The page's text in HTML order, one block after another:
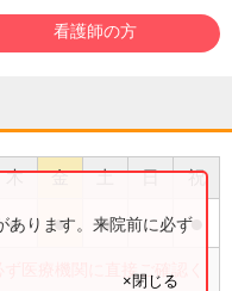
看護師の方
木 金 土 日 祝
● ● ● ●
医療機関に直接ご確認く
あります。来院前に必ず
×閉じる